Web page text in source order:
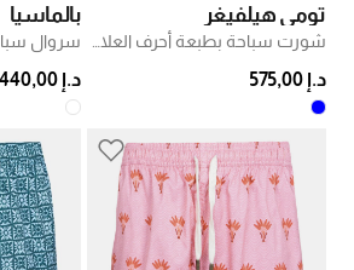
تومي هيلفيغر
د.إ 575,00
بالماسيا
د.إ 440,00